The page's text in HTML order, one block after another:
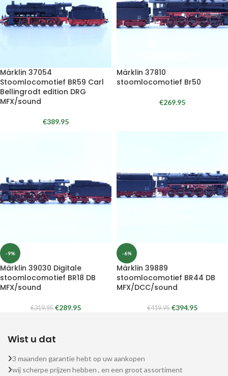
Märklin 37054
Stoomlocomotief BR59 Carl
Bellingrodt edition DRG
MFX/sound
€389.95
Märklin 37810
stoomlocomotief Br50
€269.95
-9%
Märklin 39030 Digitale
stoomlocomotief BR18 DB
MFX/sound
€319.95 €289.95
-6%
Märklin 39889
stoomlocomotief BR44 DB
MFX/DCC/sound
€419.95 €394.95
Wist u dat
3 maanden garantie hebt op uw aankopen
wij scherpe prijzen hebben , en een groot assortiment